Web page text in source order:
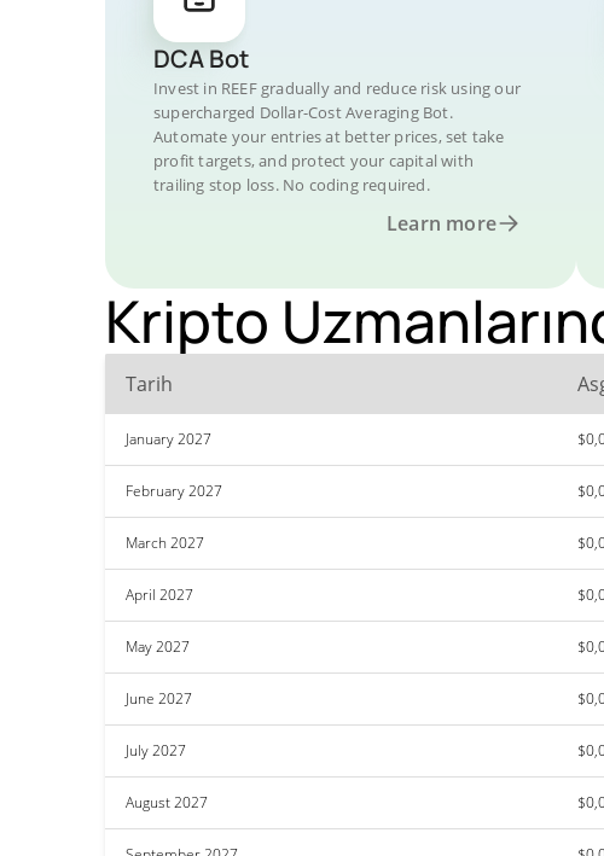
DCA Bot
Invest in REEF gradually and reduce risk using our
supercharged Dollar-Cost Averaging Bot.
Automate your entries at better prices, set take
profit targets, and protect your capital with
trailing stop loss. No coding required.
Learn more
Kripto
Tarih
January 2027
February 2027
March 2027
April 2027
May 2027
June 2027
July 2027
August 2027